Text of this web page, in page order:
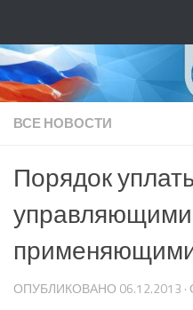
ВСЕ НОВОСТИ
Порядок
ОПУБЛИКОВАНО 06.12.2013